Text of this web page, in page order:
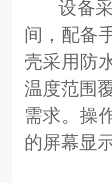
设备
间，配备
壳采用防
温度范围
需求。操
的屏幕显